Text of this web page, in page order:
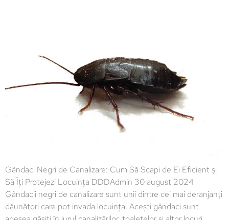
Gândaci Negri de Canalizare: Cum Să Scapi de Ei Eficient și
Să Îți Protejezi Locuința DDDAdmin 30 august 2024
Gândacii negri de canalizare sunt unii dintre cei mai deranjanți
dăunători care pot invada locuința. Acești gândaci sunt